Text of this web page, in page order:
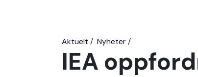
Aktuelt Nyheter
IEA